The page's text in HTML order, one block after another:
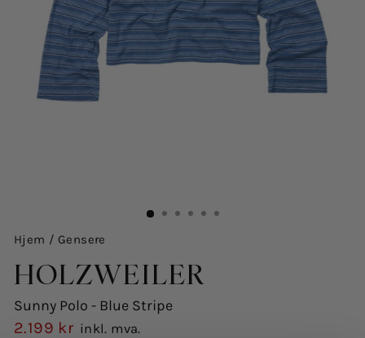
Hjem / Gensere
HOLZWEILER
Sunny Polo - Blue Stripe
2.199 kr inkl. mva.